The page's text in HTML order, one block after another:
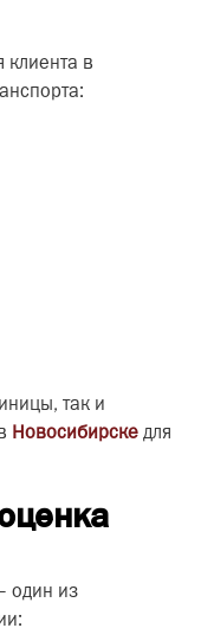
клиента в
так и
Новосибирске для
один из